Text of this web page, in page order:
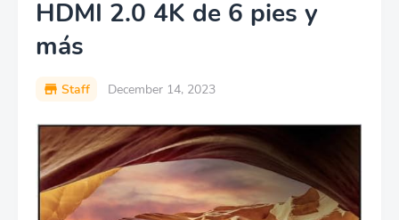
HDMI 2.0 4K de 6 pies y
más
Staff December 14, 2023